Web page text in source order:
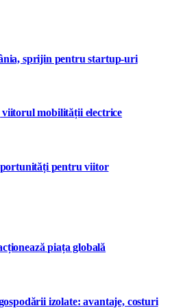
sprijin pentru startup-uri
mobilității electrice
pentru viitor
piața globală
izolate: avantaje, costuri